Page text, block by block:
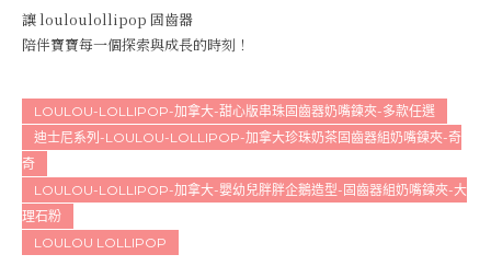
讓 louloulollipop 固齒器
陪伴寶寶每一個探索與成長的時刻！
LOULOU-LOLLIPOP-加拿大-甜心版串珠固齒器奶嘴鍊夾-多款任選
迪士尼系列-LOULOU-LOLLIPOP-加拿大珍珠奶茶固齒器組奶嘴鍊夾-奇
奇
LOULOU-LOLLIPOP-加拿大-嬰幼兒胖胖企鵝造型-固齒器組奶嘴鍊夾-大
理石粉
LOULOU LOLLIPOP